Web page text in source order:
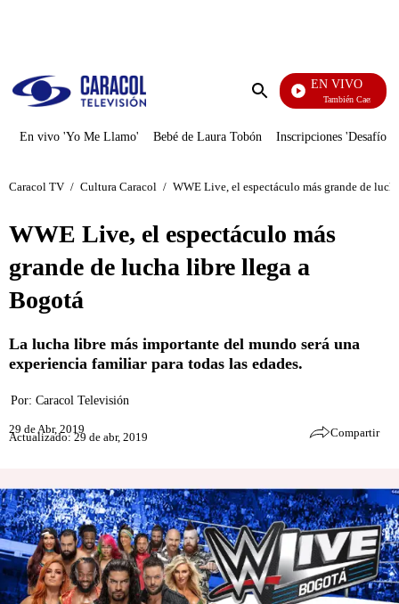
Enviar
EN VIVO
También Caerás
En vivo 'Yo Me Llamo' Bebé de Laura Tobón Inscripciones 'Desafío'
Caracol TV / Cultura Caracol / WWE Live, el espectáculo más grande de
WWE Live, el espectáculo más
grande de lucha libre llega a
Bogotá
La lucha libre más importante del mundo será una
experiencia familiar para todas las edades.
Por: Caracol Televisión
29 de Abr, 2019
Actualizado: 29 de abr, 2019 Compartir